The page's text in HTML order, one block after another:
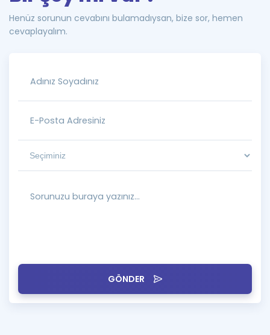
GÖNDER
Henüz sorunun cevabını bulamadıysan, bize sor, hemen
cevaplayalım.